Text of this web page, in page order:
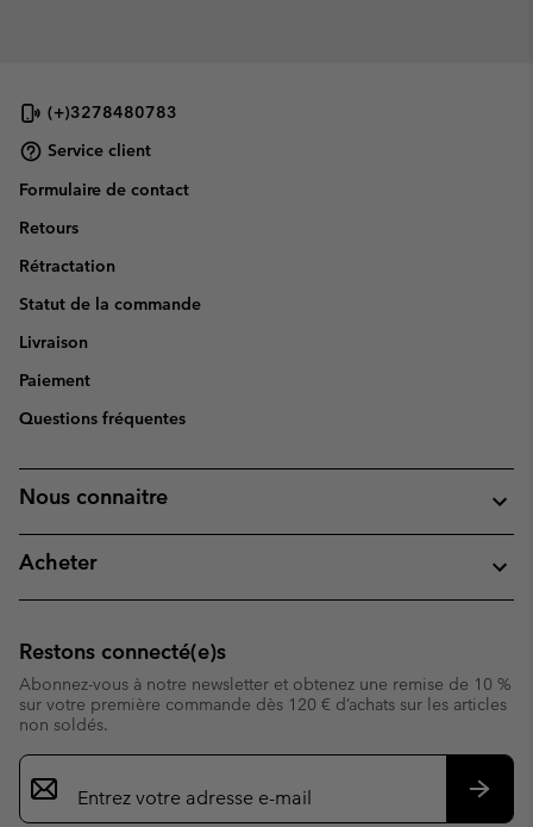
(+)3278480783
Service client
Formulaire de contact
Retours
Rétractation
Statut de la commande
Livraison
Paiement
Questions fréquentes
Nous connaitre
Acheter
Restons connecté(e)s
Abonnez-vous à notre newsletter et obtenez une remise de 10 %
sur votre première commande dès 120 € d’achats sur les articles
non soldés.
Inscription
par
e-